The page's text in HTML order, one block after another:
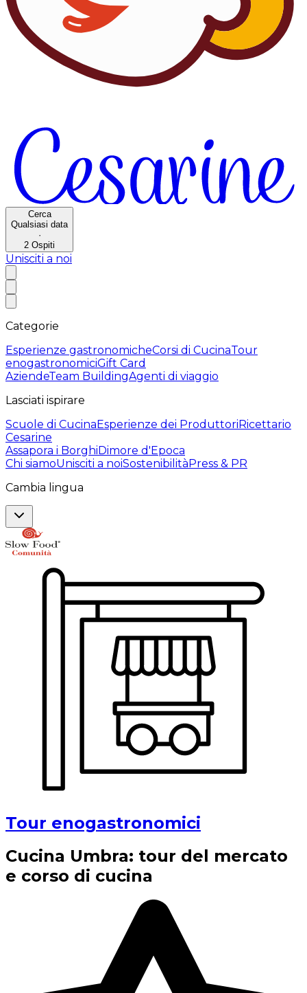
Cerca
Qualsiasi data
·
2 Ospiti
Unisciti a noi
Categorie
Esperienze gastronomicheCorsi di CucinaTour
enogastronomiciGift Card
AziendeTeam BuildingAgenti di viaggio
Lasciati ispirare
Scuole di CucinaEsperienze dei ProduttoriRicettario
Cesarine
Assapora i BorghiDimore d'Epoca
Chi siamoUnisciti a noiSostenibilitàPress & PR
Cambia lingua
Tour enogastronomici
Cucina Umbra: tour del mercato
e corso di cucina